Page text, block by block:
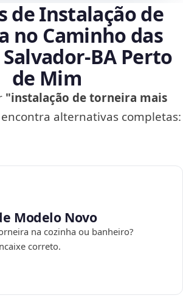
de Instalação de
no Caminho das
Perto
de Mim
"instalação de torneira mais
encontra alternativas completas:
Modelo Novo
na cozinha ou banheiro?
correto.